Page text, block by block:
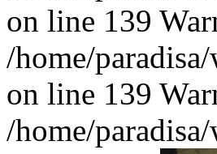
on line 139
/home/
on line 139
/home/